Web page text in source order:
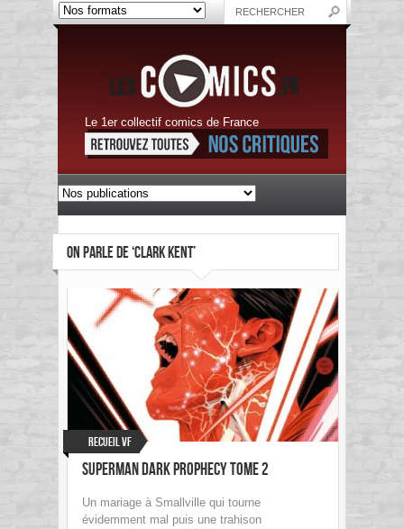
Le 1er collectif comics de France
ON PARLE DE ‘CLARK KENT’
Recueil VF
Superman Dark Prophecy tome 2
Un mariage à Smallville qui tourne
évidemment mal puis une trahison